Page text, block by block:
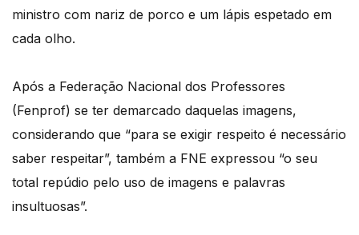
ministro com nariz de porco e um lápis espetado em
cada olho.
Após a Federação Nacional dos Professores
(Fenprof) se ter demarcado daquelas imagens,
considerando que “para se exigir respeito é necessário
saber respeitar”, também a FNE expressou “o seu
total repúdio pelo uso de imagens e palavras
insultuosas”.